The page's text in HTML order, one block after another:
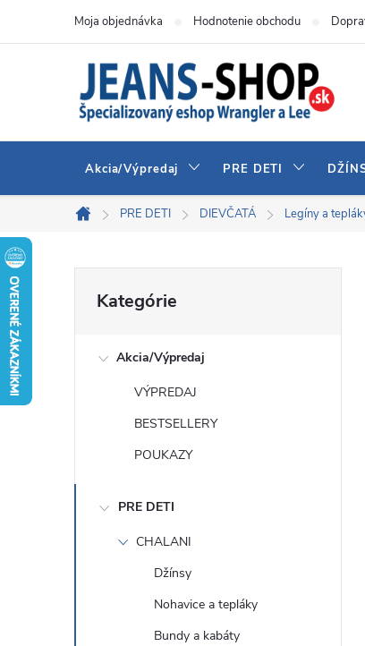
Moja objednávka Hodnotenie obchodu
Akcia/Výpredaj PRE DETI
Domov
PRE DETI DIEVČATÁ Legíny a
kategórie
Kategórie
Akcia/Výpredaj
VÝPREDAJ
BESTSELLERY
POUKAZY
PRE DETI
CHALANI
Džínsy
Nohavice a tepláky
Bundy a kabáty